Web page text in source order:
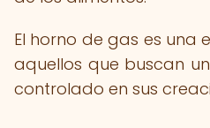
El horno de gas es una
aquellos que buscan
controlado en sus